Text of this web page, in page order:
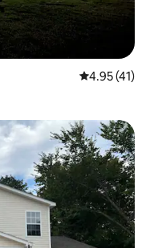
คะแนนเฉลี่ย
4.95 (41)